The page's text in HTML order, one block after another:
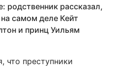
родственник рассказал,
самом деле Кейт
и принц Уильям
что преступники